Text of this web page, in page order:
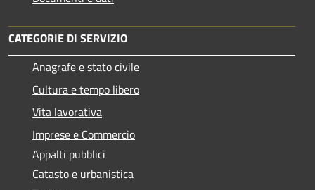
CATEGORIE DI SERVIZIO
Anagrafe e stato civile
Cultura e tempo libero
Vita lavorativa
Imprese e Commercio
Appalti pubblici
Catasto e urbanistica